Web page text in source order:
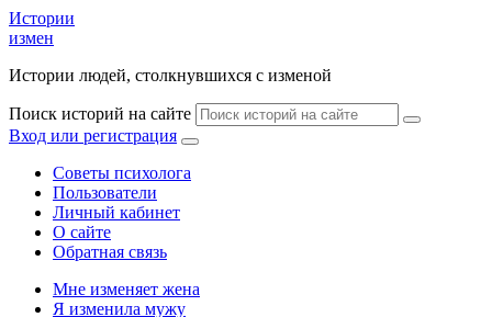
Истории
измен
Истории людей, столкнувшихся с изменой
Поиск историй на сайте
Вход или регистрация
Советы психолога
Пользователи
Личный кабинет
О сайте
Обратная связь
Мне изменяет жена
Я изменила мужу